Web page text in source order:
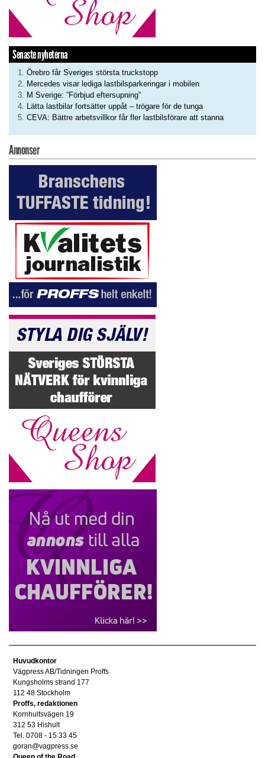
Senaste nyheterna
Örebro får Sveriges största truckstopp
Mercedes visar lediga lastbilsparkeringar i mobilen
M Sverige: ”Förbjud eftersupning”
Lätta lastbilar fortsätter uppåt – trögare för de tunga
CEVA: Bättre arbetsvillkor får fler lastbilsförare att stanna
Annonser
Huvudkontor
Vägpress AB/Tidningen Proffs
Kungsholms strand 177
112 48 Stockholm
Proffs, redaktionen
Kornhultsvägen 19
312 53 Hishult
Tel. 0708 - 15 33 45
goran@vagpress.se